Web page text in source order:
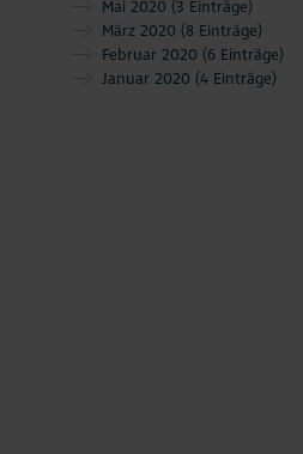
Mai 2020 (3 Einträge)
März 2020 (8 Einträge)
Februar 2020 (6 Einträge)
Januar 2020 (4 Einträge)